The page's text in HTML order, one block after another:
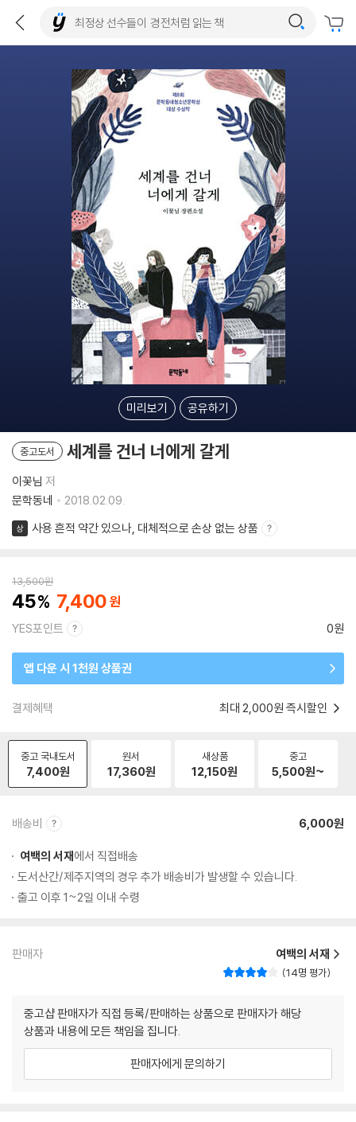
미리보기 공유하기
중고도서 세계를 건너 너에게 갈게
이꽃님 저
문학동네
2018.02.09.
상 사용 흔적 약간 있으나, 대체적으로 손상 없는 상품
13,500원
45 7,400
YES포인트 0원
앱 다운 시 1천원 상품권
결제혜택 최대 2,000원 즉시할인
중고 국내도서
7,400원
원서
17,360원
새상품
12,150원
중고
5,500원~
배송비 6,000원
여백의 서재에서 직접배송
도서산간/제주지역의 경우 추가 배송비가 발생할 수 있습니다.
출고 이후 1~2일 이내 수령
판매자 여백의 서재
14명 평가
중고샵 판매자가 직접 등록/판매하는 상품으로 판매자가 해당
상품과 내용에 모든 책임을 집니다.
판매자에게 문의하기